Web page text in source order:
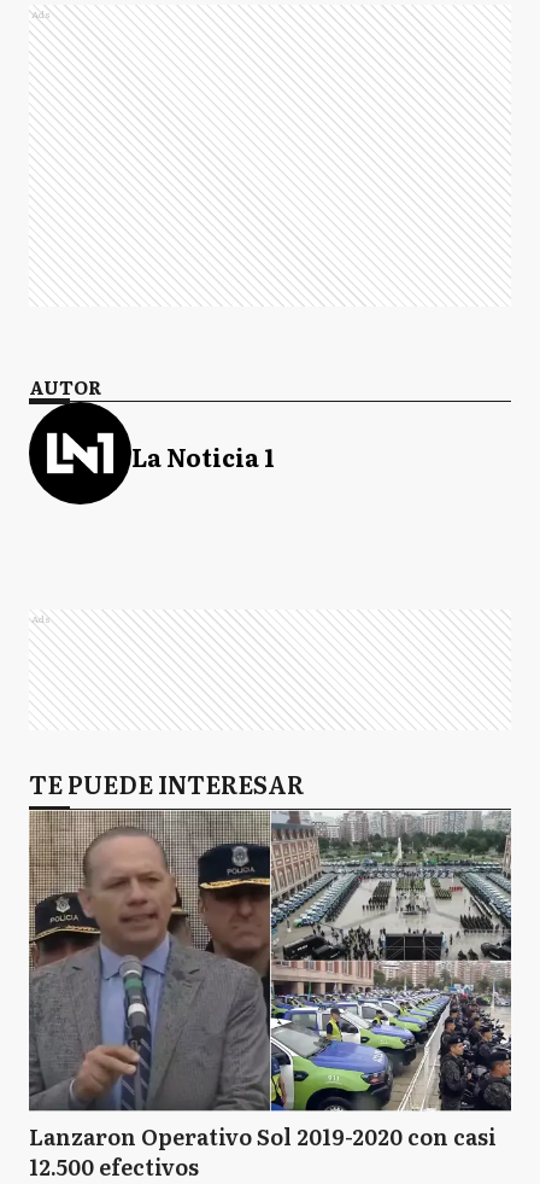
Ads
AUTOR
La Noticia 1
Ads
TE PUEDE INTERESAR
Lanzaron Operativo Sol 2019-2020 con casi
12.500 efectivos